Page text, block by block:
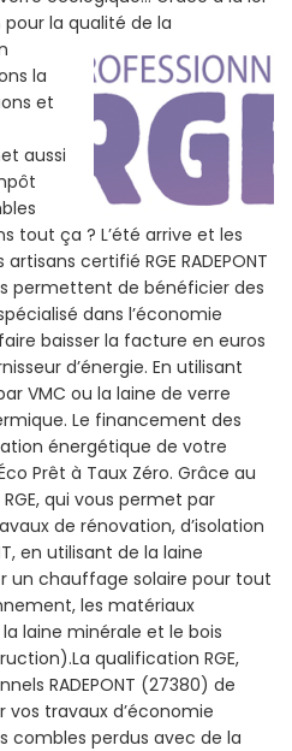
pour la qualité de la
la
et
aussi
tout ça ? L’été arrive et les
certifié RGE RADEPONT
permettent de bénéficier des
dans l’économie
baisser la facture en euros
d’énergie. En utilisant
VMC ou la laine de verre
Le financement des
énergétique de votre
Prêt à Taux Zéro. Grâce au
qui vous permet par
de rénovation, d’isolation
en utilisant de la laine
un chauffage solaire pour tout
les matériaux
laine minérale et le bois
qualification RGE,
RADEPONT (27380) de
vos travaux d’économie
combles perdus avec de la